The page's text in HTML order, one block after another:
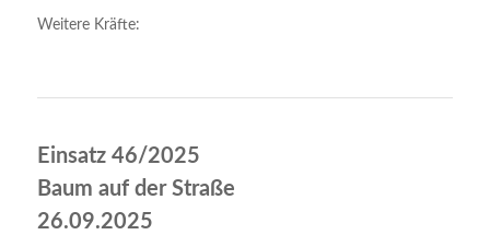
Weitere Kräfte:
Einsatz 46/2025
Baum auf der Straße
26.09.2025